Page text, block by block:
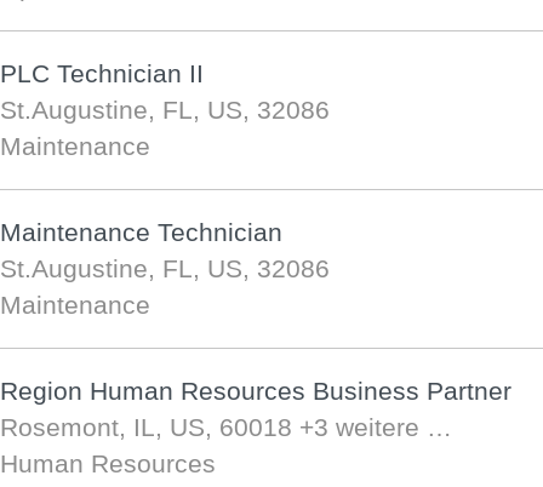
PLC Technician II
St.Augustine, FL, US, 32086
Maintenance
Maintenance Technician
St.Augustine, FL, US, 32086
Maintenance
Region Human Resources Business Partner
Rosemont, IL, US, 60018 +3 weitere …
Human Resources